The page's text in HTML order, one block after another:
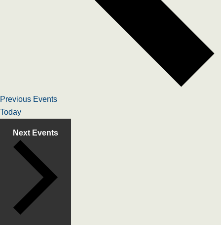
Previous Events
Today
Next Events